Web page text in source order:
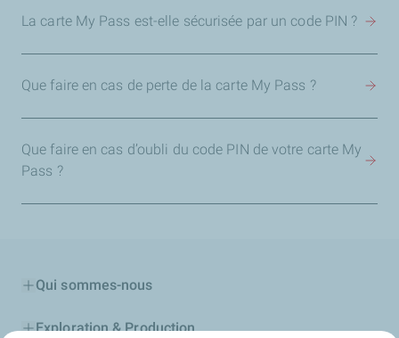
La carte My Pass est-elle sécurisée par un code PIN ?
Que faire en cas de perte de la carte My Pass ?
Que faire en cas d’oubli du code PIN de votre carte My
Pass ?
Qui sommes-nous
Exploration & Production